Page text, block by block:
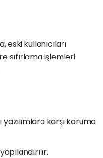
eski kullanıcıları
sıfırlama işlemleri
karşı koruma